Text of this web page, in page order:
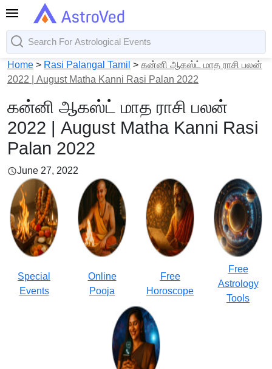
Home > Rasi Palangal Tamil > கன்னி ஆகஸ்ட் மாத ராசி பலன்
2022 | August Matha Kanni Rasi Palan 2022
கன்னி ஆகஸ்ட் மாத ராசி பலன்
2022 | August Matha Kanni Rasi
Palan 2022
June 27, 2022
Special
Events
Online
Pooja
Free
Horoscope
Free
Astrology
Tools